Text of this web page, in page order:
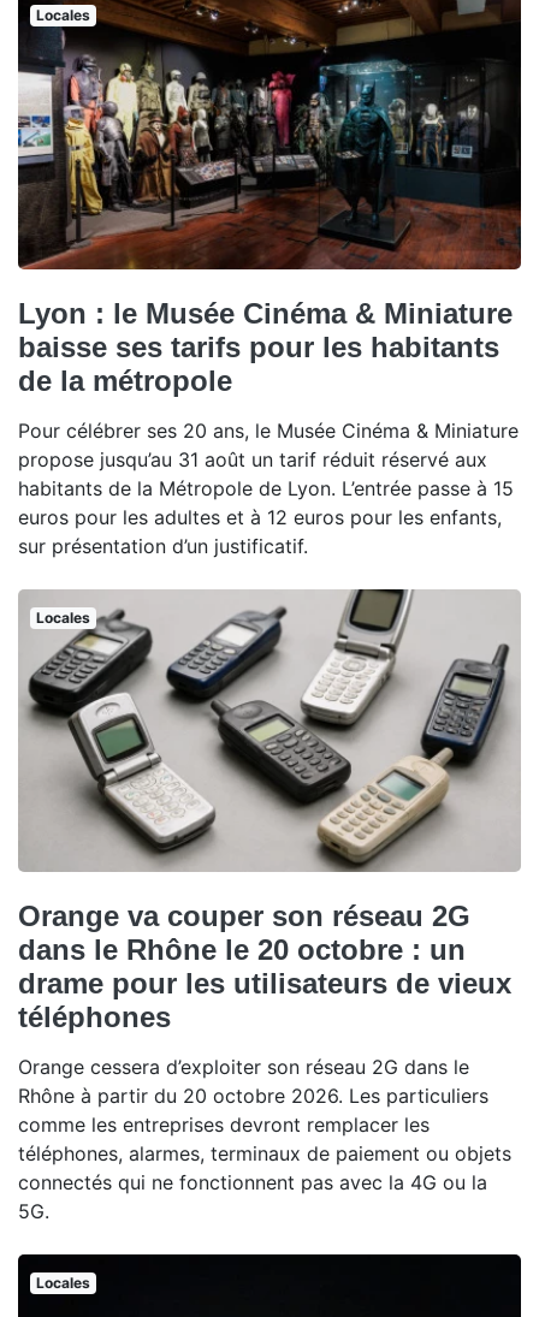
Locales
Lyon : le Musée Cinéma & Miniature
baisse ses tarifs pour les habitants
de la métropole
Pour célébrer ses 20 ans, le Musée Cinéma & Miniature
propose jusqu’au 31 août un tarif réduit réservé aux
habitants de la Métropole de Lyon. L’entrée passe à 15
euros pour les adultes et à 12 euros pour les enfants,
sur présentation d’un justificatif.
Locales
Orange va couper son réseau 2G
dans le Rhône le 20 octobre : un
drame pour les utilisateurs de vieux
téléphones
Orange cessera d’exploiter son réseau 2G dans le
Rhône à partir du 20 octobre 2026. Les particuliers
comme les entreprises devront remplacer les
téléphones, alarmes, terminaux de paiement ou objets
connectés qui ne fonctionnent pas avec la 4G ou la
5G.
Locales